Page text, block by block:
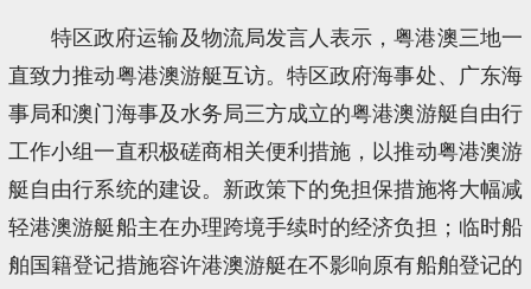
特区政府运输及物流局发言人表示，粤港澳三地一
直致力推动粤港澳游艇互访。特区政府海事处、广东海
事局和澳门海事及水务局三方成立的粤港澳游艇自由行
工作小组一直积极磋商相关便利措施，以推动粤港澳游
艇自由行系统的建设。新政策下的免担保措施将大幅减
轻港澳游艇船主在办理跨境手续时的经济负担；临时船
舶国籍登记措施容许港澳游艇在不影响原有船舶登记的